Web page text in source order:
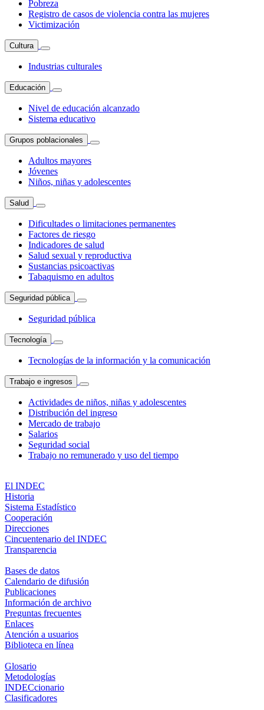
Pobreza
Registro de casos de violencia contra las mujeres
Victimización
Cultura
Industrias culturales
Educación
Nivel de educación alcanzado
Sistema educativo
Grupos poblacionales
Adultos mayores
Jóvenes
Niños, niñas y adolescentes
Salud
Dificultades o limitaciones permanentes
Factores de riesgo
Indicadores de salud
Salud sexual y reproductiva
Sustancias psicoactivas
Tabaquismo en adultos
Seguridad pública
Seguridad pública
Tecnología
Tecnologías de la información y la comunicación
Trabajo e ingresos
Actividades de niños, niñas y adolescentes
Distribución del ingreso
Mercado de trabajo
Salarios
Seguridad social
Trabajo no remunerado y uso del tiempo
El INDEC
Historia
Sistema Estadístico
Cooperación
Direcciones
Cincuentenario del INDEC
Transparencia
Bases de datos
Calendario de difusión
Publicaciones
Información de archivo
Preguntas frecuentes
Enlaces
Atención a usuarios
Biblioteca en línea
Glosario
Metodologías
INDECcionario
Clasificadores